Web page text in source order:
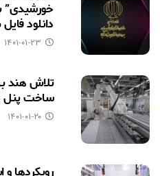
دانلود
۱۴۰۱-۰۱-۲۳
تلاش هند
ساخت پنل
۱۴۰۱-۰۱-۲۰
رویکردها و